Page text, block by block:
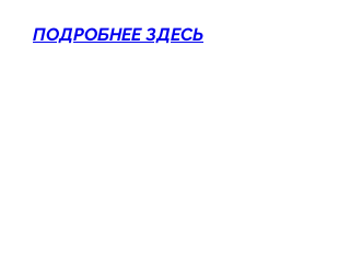
ПОДРОБНЕЕ ЗДЕСЬ